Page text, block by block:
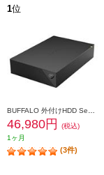
1位
46,980円
(税込)
1ヶ月
(3件)